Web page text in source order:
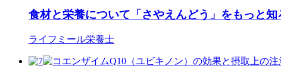
食材と栄養について「さやえんどう」をもっと知
ライフミール栄養士